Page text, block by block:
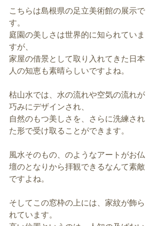
こちらは島根県の足立美術館の展示で
す。
庭園の美しさは世界的に知られていま
すが、
家屋の借景として取り入れてきた日本
人の知恵も素晴らしいですよね。
枯山水では、水の流れや空気の流れが
巧みにデザインされ、
自然のもつ美しさを、さらに洗練され
た形で受け取ることができます。
風水そのもの、のようなアートがお仏
壇のとなりから拝観できるなんて素敵
ですよね。
そしてこの窓枠の上には、家紋が飾ら
れています。